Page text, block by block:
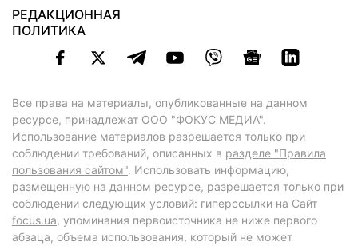
РЕДАКЦИОННАЯ
ПОЛИТИКА
Все права на материалы, опубликованные на данном
ресурсе, принадлежат ООО "ФОКУС МЕДИА".
Использование материалов разрешается только при
соблюдении требований, описанных в разделе "Правила
пользования сайтом". Использовать информацию,
размещенную на данном ресурсе, разрешается только при
соблюдении следующих условий: гиперссылки на Сайт
focus.ua, упоминания первоисточника не ниже первого
абзаца, объема использования, который не может